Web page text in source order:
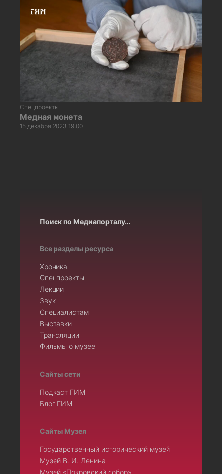
Спецпроекты
Медная монета
15 декабря 2023 19:00
Поиск по Медиапорталу…
Все разделы ресурса
Хроника
Спецпроекты
Лекции
Звук
Специалистам
Выставки
Трансляции
Фильмы о музее
Сайты сети
Подкаст ГИМ
Блог ГИМ
Сайты Музея
Государственный исторический музей
Музей В. И. Ленина
Музей «Покровский собор»